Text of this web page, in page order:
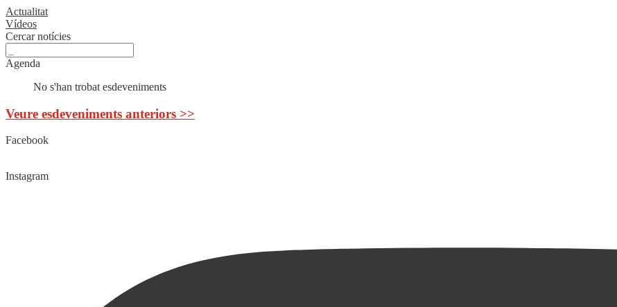
Actualitat
Vídeos
Cercar notícies
Agenda
No s'han trobat esdeveniments
Veure esdeveniments anteriors >>
Facebook
Instagram